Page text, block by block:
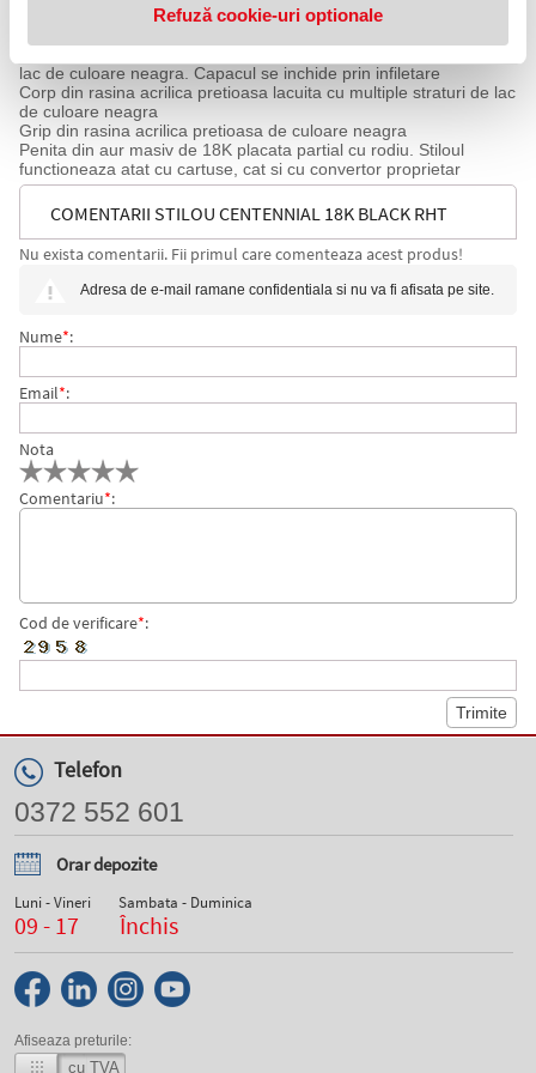
Refuză cookie-uri optionale
Accesorii din alama placate cu paladiu. Clipul din otel inoxidabil
lac de culoare neagra. Capacul se inchide prin infiletare
Corp din rasina acrilica pretioasa lacuita cu multiple straturi de lac
de culoare neagra
Grip din rasina acrilica pretioasa de culoare neagra
Penita din aur masiv de 18K placata partial cu rodiu. Stiloul
functioneaza atat cu cartuse, cat si cu convertor proprietar
COMENTARII STILOU CENTENNIAL 18K BLACK RHT
PENITA M DUOFOLD ROYAL PARKER
Nu exista comentarii. Fii primul care comenteaza acest produs!
Adresa de e-mail ramane confidentiala si nu va fi afisata pe site.
Nume*:
Email*:
Nota
Comentariu*:
Cod de verificare*:
Telefon
0372 552 601
Orar depozite
Luni - Vineri
09 - 17
Sambata - Duminica
Închis
Afiseaza preturile:
cu TVA